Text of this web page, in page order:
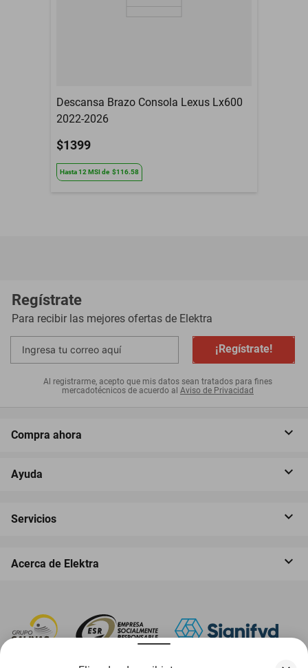
Descansa Brazo Consola Lexus Lx600
2022-2026
$1399
Hasta12 MSIde $116.58
Regístrate
Para recibir las mejores ofertas de Elektra
¡Regístrate!
Al registrarme, acepto que mis datos sean tratados para fines
mercadotécnicos de acuerdo al Aviso de Privacidad
Compra ahora
Ayuda
Servicios
Acerca de Elektra